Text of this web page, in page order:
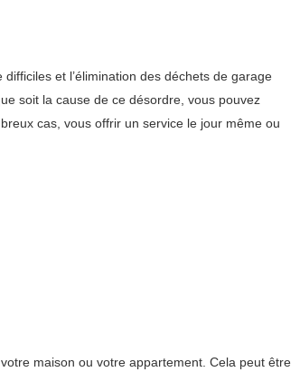
et l’élimination des déchets de garage
soit la cause de ce désordre, vous pouvez
cas, vous offrir un service le jour même ou
maison ou votre appartement. Cela peut être